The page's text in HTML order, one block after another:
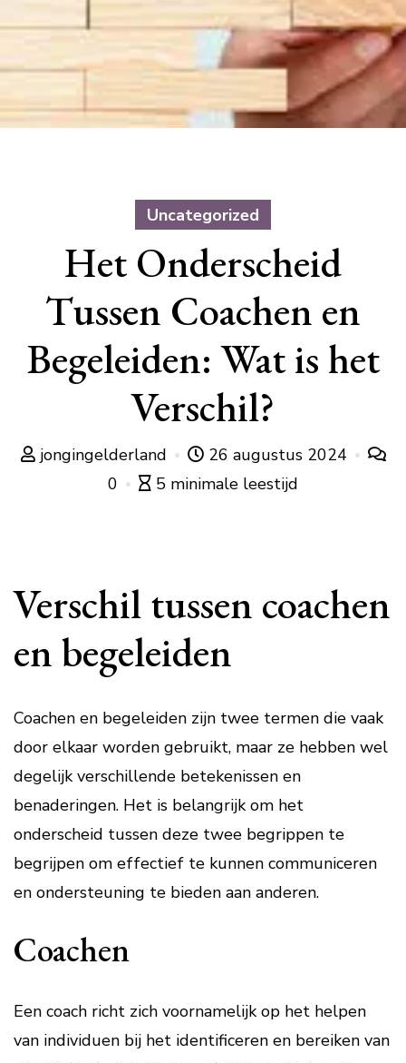
Uncategorized
Het Onderscheid
Tussen Coachen en
Begeleiden: Wat is het
Verschil?
jongingelderland
26 augustus 2024
0
5 minimale leestijd
Verschil tussen coachen
en begeleiden
Coachen en begeleiden zijn twee termen die vaak
door elkaar worden gebruikt, maar ze hebben wel
degelijk verschillende betekenissen en
benaderingen. Het is belangrijk om het
onderscheid tussen deze twee begrippen te
begrijpen om effectief te kunnen communiceren
en ondersteuning te bieden aan anderen.
Coachen
Een coach richt zich voornamelijk op het helpen
van individuen bij het identificeren en bereiken van